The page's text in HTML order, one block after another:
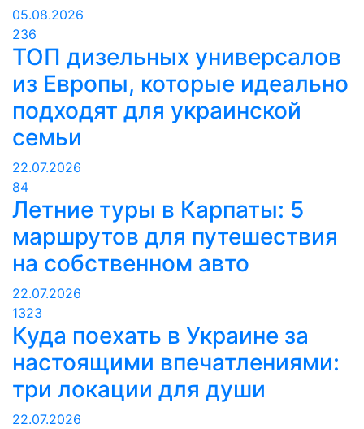
05.08.2026
236
ТОП дизельных универсалов
из Европы, которые идеально
подходят для украинской
семьи
22.07.2026
84
Летние туры в Карпаты: 5
маршрутов для путешествия
на собственном авто
22.07.2026
1323
Куда поехать в Украине за
настоящими впечатлениями:
три локации для души
22.07.2026